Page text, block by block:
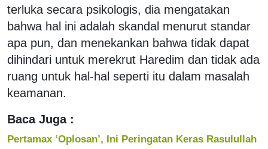
terluka secara psikologis, dia mengatakan
bahwa hal ini adalah skandal menurut standar
apa pun, dan menekankan bahwa tidak dapat
dihindari untuk merekrut Haredim dan tidak ada
ruang untuk hal-hal seperti itu dalam masalah
keamanan.
Baca Juga :
Pertamax ‘Oplosan’, Ini Peringatan Keras Rasulullah